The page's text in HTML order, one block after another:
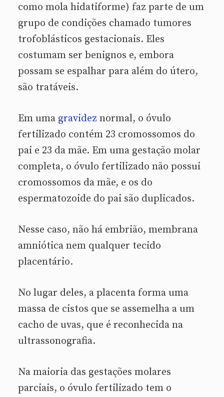
como mola hidatiforme) faz parte de um
grupo de condições chamado tumores
trofoblásticos gestacionais. Eles
costumam ser benignos e, embora
possam se espalhar para além do útero,
são tratáveis.
Em uma gravidez normal, o óvulo
fertilizado contém 23 cromossomos do
pai e 23 da mãe. Em uma gestação molar
completa, o óvulo fertilizado não possui
cromossomos da mãe, e os do
espermatozoide do pai são duplicados.
Nesse caso, não há embrião, membrana
amniótica nem qualquer tecido
placentário.
No lugar deles, a placenta forma uma
massa de cistos que se assemelha a um
cacho de uvas, que é reconhecida na
ultrassonografia.
Na maioria das gestações molares
parciais, o óvulo fertilizado tem o